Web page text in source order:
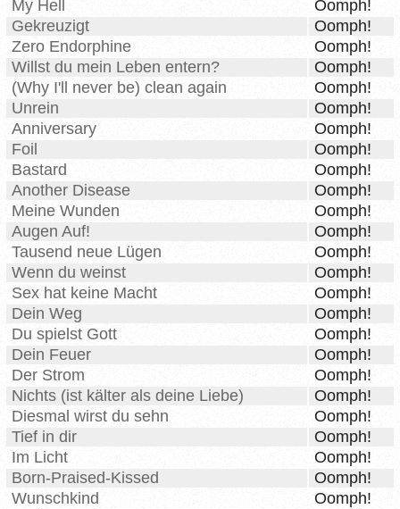
My Hell
Oomph!
Gekreuzigt
Oomph!
Zero Endorphine
Oomph!
Willst du mein Leben entern?
Oomph!
(Why I'll never be) clean again
Oomph!
Unrein
Oomph!
Anniversary
Oomph!
Foil
Oomph!
Bastard
Oomph!
Another Disease
Oomph!
Meine Wunden
Oomph!
Augen Auf!
Oomph!
Tausend neue Lügen
Oomph!
Wenn du weinst
Oomph!
Sex hat keine Macht
Oomph!
Dein Weg
Oomph!
Du spielst Gott
Oomph!
Dein Feuer
Oomph!
Der Strom
Oomph!
Nichts (ist kälter als deine Liebe)
Oomph!
Diesmal wirst du sehn
Oomph!
Tief in dir
Oomph!
Im Licht
Oomph!
Born-Praised-Kissed
Oomph!
Wunschkind
Oomph!